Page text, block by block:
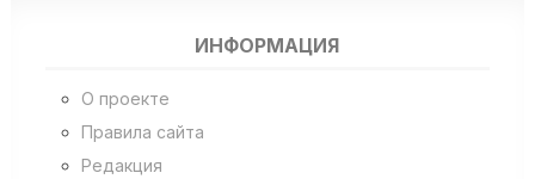
ИНФОРМАЦИЯ
О проекте
Правила сайта
Редакция